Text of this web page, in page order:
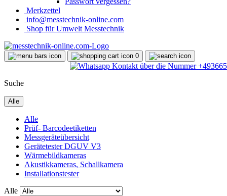
Merkzettel
info@messtechnik-online.com
Shop für Umwelt Messtechnik
0
Suche
Alle
Alle
Prüf- Barcodeetiketten
Messgeräteübersicht
Gerätetester DGUV V3
Wärmebildkameras
Akustikkameras, Schallkamera
Installationstester
Alle